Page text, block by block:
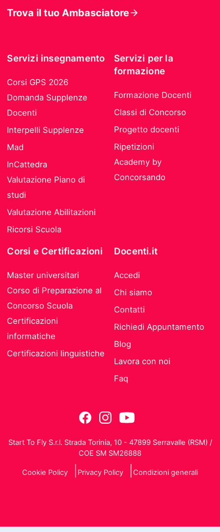
Trova il tuo Ambasciatore
Servizi insegnamento
Corsi GPS 2026
Domanda Supplenze
Docenti
Interpelli Supplenze
Mad
InCattedra
Valutazione Piano di
studi
Valutazione Abilitazioni
Ricorsi Scuola
Servizi per la
formazione
Formazione Docenti
Classi di Concorso
Progetto docenti
Ripetizioni
Academy by
Concorsando
Corsi e Certificazioni
Master universitari
Corso di Preparazione al
Concorso Scuola
Certificazioni
informatiche
Certificazioni linguistiche
Docenti.it
Accedi
Chi siamo
Contatti
Richiedi Appuntamento
Blog
Lavora con noi
Faq
Start To Fly S.r.l. Strada Torinia, 10 - 47899 Serravalle (RSM) /
COE SM SM26888
Cookie Policy Privacy Policy Condizioni generali